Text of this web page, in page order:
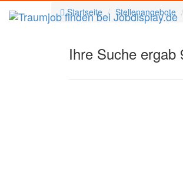
Startseite Stellenangebote
Ihre Suche ergab